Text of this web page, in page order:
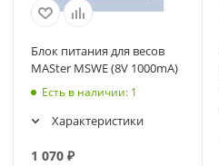
Блок питания для весов
MASter MSWE (8V 1000mA)
Есть в наличии: 1
Характеристики
1 070 ₽